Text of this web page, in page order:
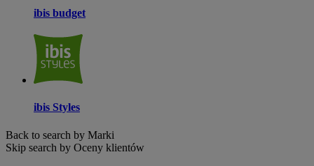
ibis budget
ibis Styles
Back to search by Marki
Skip search by Oceny klientów